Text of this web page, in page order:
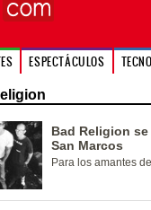
ESPECTÁCULOS
Bad Religion
San Marcos
Para los amantes